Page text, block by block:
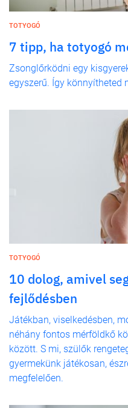
TOTYOGÓ
7 tipp, ha totyogó
Zsonglőrködni egy
egyszerű. Így könnyítheted
TOTYOGÓ
10 dolog, amivel
fejlődésben
Játékban, viselkedésben,
néhány fontos mérföldkő
között. S mi, szülők
gyermekünk játékosan,
megfelelően.